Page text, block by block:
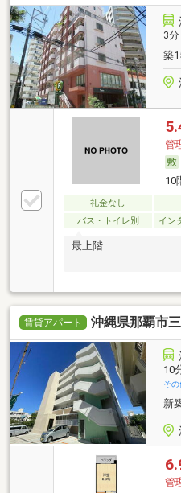
3分
築
管
10
礼金なし
バス・トイレ別
イン
最上階
賃貸アパート 沖縄県那覇市
10
そ
新
管